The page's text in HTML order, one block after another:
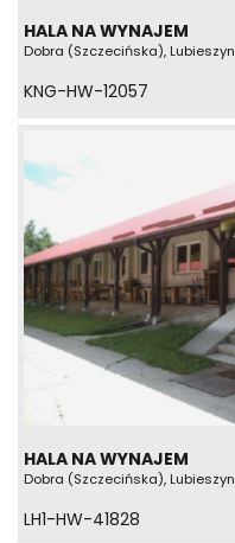
HALA NA WYNAJEM
Dobra (Szczecińska), Lubieszyn
KNG-HW-12057
HALA NA WYNAJEM
Dobra (Szczecińska), Lubieszyn
LH1-HW-41828